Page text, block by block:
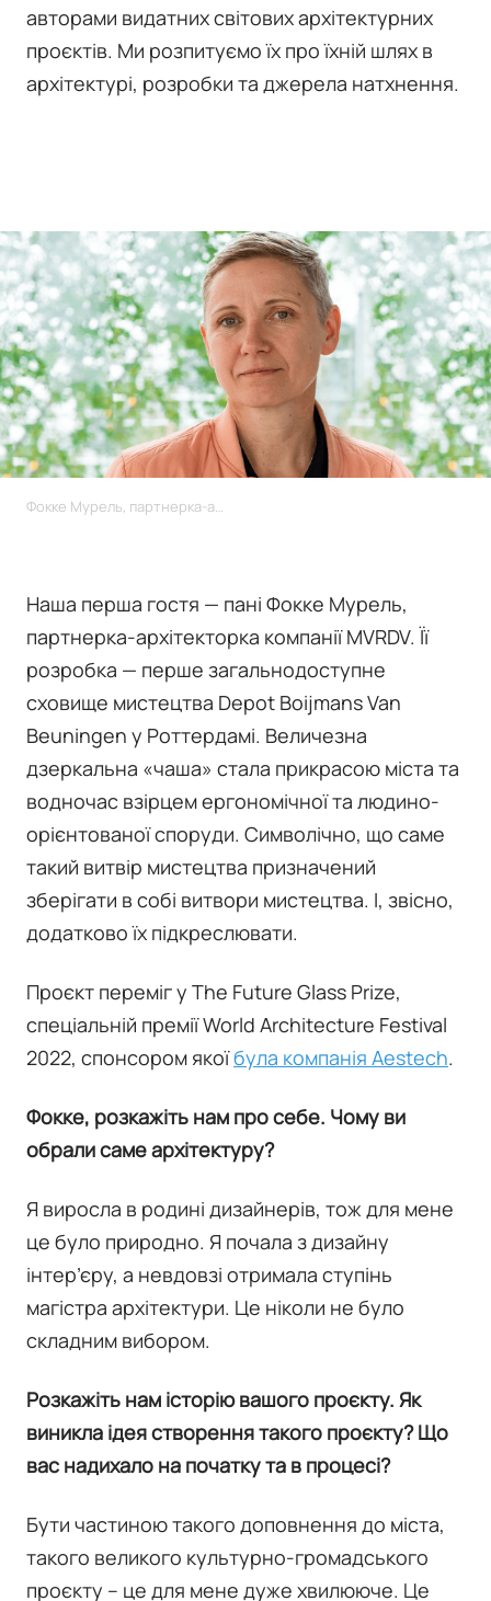
авторами видатних світових архітектурних
проєктів. Ми розпитуємо їх про їхній шлях в
архітектурі, розробки та джерела натхнення.
Фокке Мурель, партнерка-архітекторка компанії MVRDV
Наша перша гостя — пані Фокке Мурель,
партнерка-архітекторка компанії MVRDV. Її
розробка — перше загальнодоступне
сховище мистецтва Depot Boijmans Van
Beuningen у Роттердамі. Величезна
дзеркальна «чаша» стала прикрасою міста та
водночас взірцем ергономічної та людино-
орієнтованої споруди. Символічно, що саме
такий витвір мистецтва призначений
зберігати в собі витвори мистецтва. І, звісно,
додатково їх підкреслювати.
Проєкт переміг у The Future Glass Prize,
спеціальній премії World Architecture Festival
2022, спонсором якоїбула компанія Aestech.
Фокке, розкажіть нам про себе. Чому ви
обрали саме архітектуру?
Я виросла в родині дизайнерів, тож для мене
це було природно. Я почала з дизайну
інтер’єру, а невдовзі отримала ступінь
магістра архітектури. Це ніколи не було
складним вибором.
Розкажіть нам історію вашого проєкту. Як
виникла ідея створення такого проєкту? Що
вас надихало на початку та в процесі?
Бути частиною такого доповнення до міста,
такого великого культурно-громадського
проєкту – це для мене дуже хвилююче. Це